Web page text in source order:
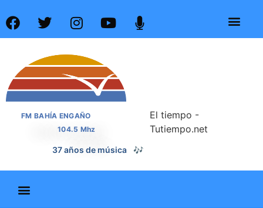
FM BAHÍA ENGAÑO
104.5 Mhz
37 años de noticias 📰
El tiempo -
Tutiempo.net